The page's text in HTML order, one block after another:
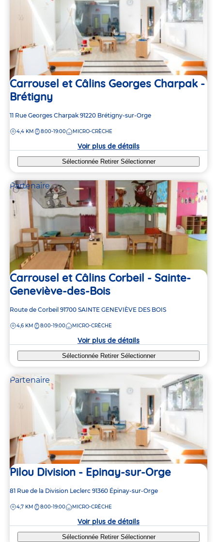
Carrousel et Câlins Georges Charpak -
Brétigny
Adresse
la
11 Rue Georges Charpak 91220 Brétigny-sur-Orge
DISTANCE
4,4 KM 8:00-19:00 MICRO-CRÈCHE
Voir plus de détails
Sélectionnée Retirer Sélectionner
Partenaire
Carrousel et Câlins Corbeil - Sainte-
Geneviève-des-Bois
Adresse
la
Route de Corbeil 91700 SAINTE GENEVIÈVE DES BOIS
DISTANCE
4,6 KM 8:00-19:00 MICRO-CRÈCHE
Voir plus de détails
Sélectionnée Retirer Sélectionner
Partenaire
Pilou Division - Epinay-sur-Orge
Adresse
la
81 Rue de la Division Leclerc 91360 Épinay-sur-Orge
DISTANCE
4,7 KM 8:00-19:00 MICRO-CRÈCHE
Voir plus de détails
Sélectionnée Retirer Sélectionner